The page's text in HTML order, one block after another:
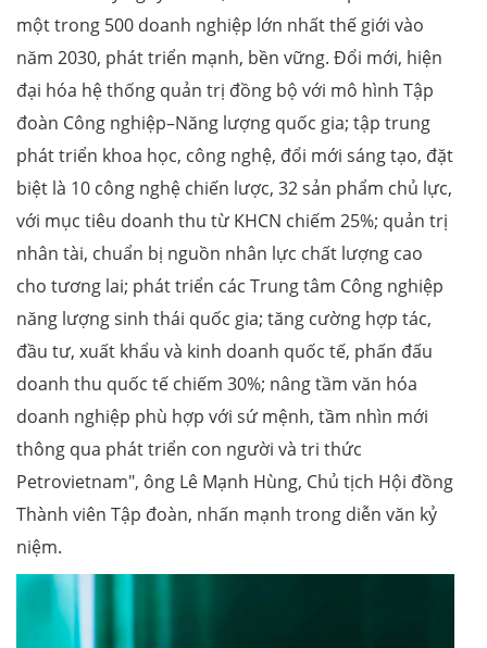
một trong 500 doanh nghiệp lớn nhất thế giới vào
năm 2030, phát triển mạnh, bền vững. Đổi mới, hiện
đại hóa hệ thống quản trị đồng bộ với mô hình Tập
đoàn Công nghiệp–Năng lượng quốc gia; tập trung
phát triển khoa học, công nghệ, đổi mới sáng tạo, đặt
biệt là 10 công nghệ chiến lược, 32 sản phẩm chủ lực,
với mục tiêu doanh thu từ KHCN chiếm 25%; quản trị
nhân tài, chuẩn bị nguồn nhân lực chất lượng cao
cho tương lai; phát triển các Trung tâm Công nghiệp
năng lượng sinh thái quốc gia; tăng cường hợp tác,
đầu tư, xuất khẩu và kinh doanh quốc tế, phấn đấu
doanh thu quốc tế chiếm 30%; nâng tầm văn hóa
doanh nghiệp phù hợp với sứ mệnh, tầm nhìn mới
thông qua phát triển con người và tri thức
Petrovietnam", ông Lê Mạnh Hùng, Chủ tịch Hội đồng
Thành viên Tập đoàn, nhấn mạnh trong diễn văn kỷ
niệm.